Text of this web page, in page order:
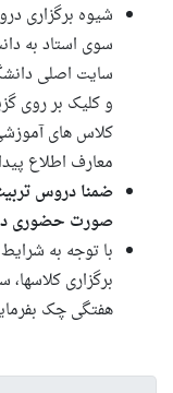
شیوه برگزاری
سوی استاد به
سایت اصلی
و کلیک بر روی
کلاس های
معارف اطلاع
صورت حضوری
با توجه به
برگزاری
هفتگی چک